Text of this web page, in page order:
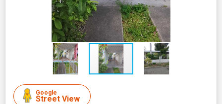
Google
Street View